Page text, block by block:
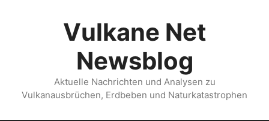
Vulkane Net
Newsblog
Aktuelle Nachrichten und Analysen zu
Vulkanausbrüchen, Erdbeben und Naturkatastrophen